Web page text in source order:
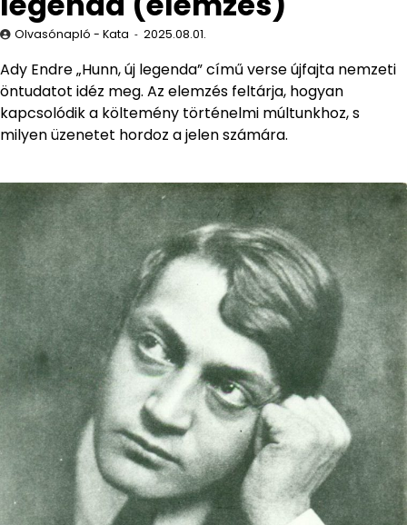
Olvasónapló - Kata 2025.08.01.
Ady Endre „Hunn, új legenda” című verse újfajta nemzeti
öntudatot idéz meg. Az elemzés feltárja, hogyan
kapcsolódik a költemény történelmi múltunkhoz, s
milyen üzenetet hordoz a jelen számára.